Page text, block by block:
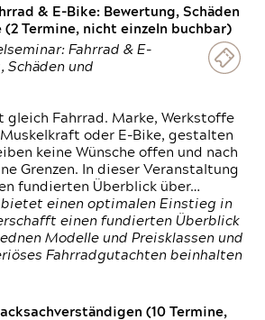
& E-Bike: Bewertung, Schäden
Termine, nicht einzeln buchbar)
Fahrrad & E-
Schäden und
gleich Fahrrad. Marke, Werkstoffe
oder E-Bike, gestalten
keine Wünsche offen und nach
Grenzen. In dieser Veranstaltung
fundierten Überblick über…
bietet einen optimalen Einstieg in
einen fundierten Überblick
Modelle und Preisklassen und
Fahrradgutachten beinhalten
(10 Termine,